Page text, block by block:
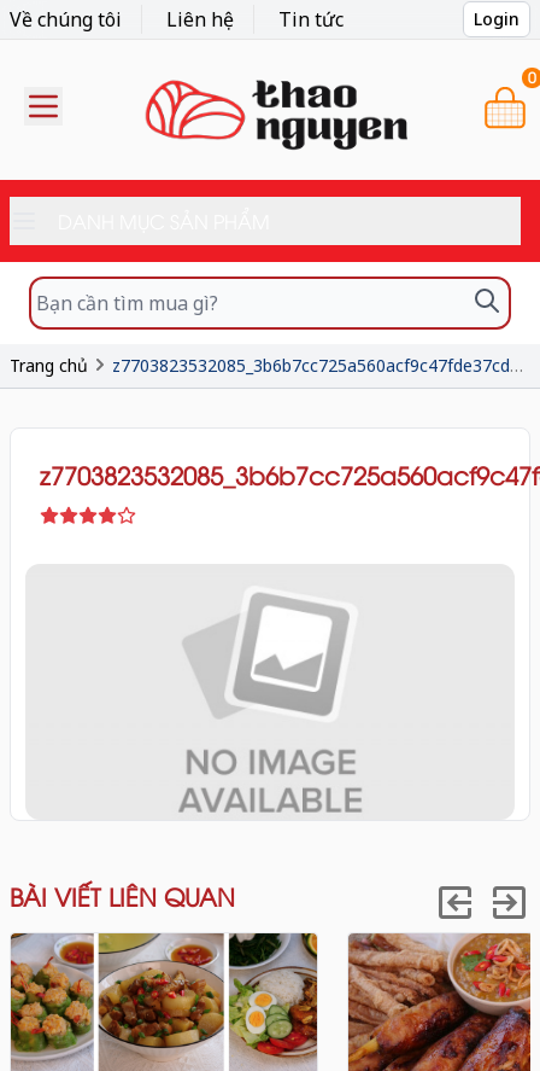
Về chúng tôi Liên hệ Tin tức Login
0
Trang chủ z7703823532085_3b6b7cc725a560acf9c47fde37cd9aa3
BÀI VIẾT LIÊN QUAN